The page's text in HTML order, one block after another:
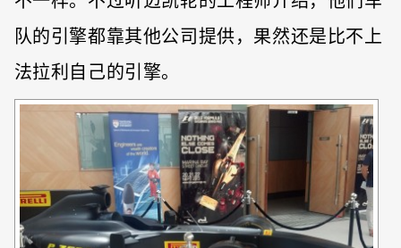
队的引擎都靠其他公司提供，果然还是比不上
法拉利自己的引擎。